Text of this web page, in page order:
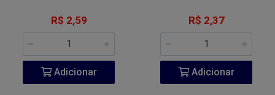
R$ 2,59
Adicionar
R$ 2,37
Adicionar